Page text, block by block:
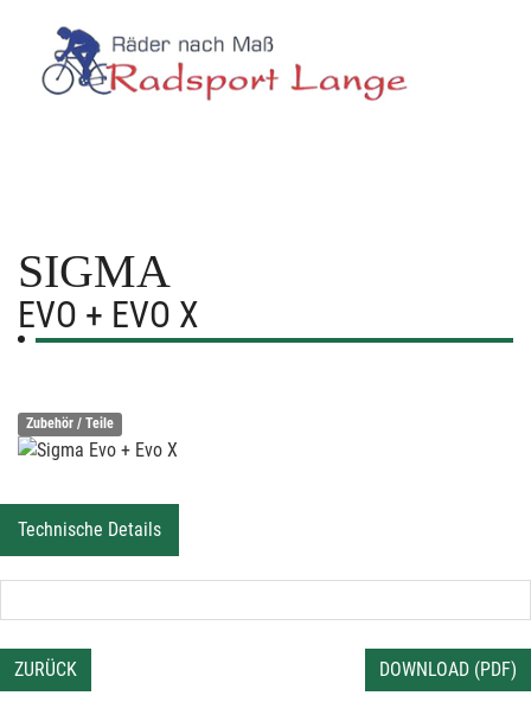
SIGMA
EVO + EVO X
Zubehör / Teile
Technische Details
ZURÜCK DOWNLOAD (PDF)